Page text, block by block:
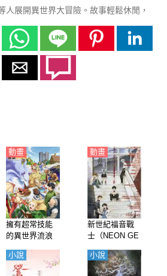
人展開異世界大冒險。故事輕鬆休閒，
擁有超常技能
的異世界流浪
技能開啓異世
界美食之旅）
動畫
新世紀福音戰
士（NEON GE
ELION、EV
A、天鷹戰士）
動畫
小說 小說